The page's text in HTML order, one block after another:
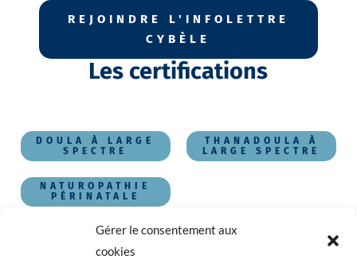
Gérer le consentement aux
cookies
REJOINDRE L'INFOLETTRE
CYBÈLE
Les certifications
DOULA À LARGE
SPECTRE
THANADOULA À
LARGE SPECTRE
NATUROPATHIE
PÉRINATALE
Autres pages